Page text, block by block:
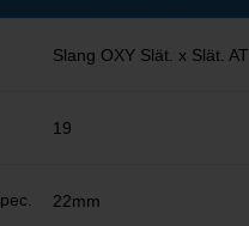
Slang OXY Slät. x Slät. AT
19
22mm